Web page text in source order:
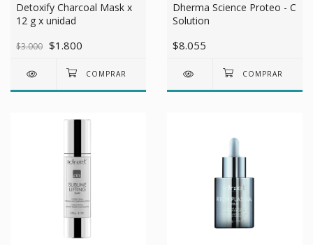
Detoxify Charcoal Mask x
12 g x unidad
$3.000 $1.800
Dherma Science Proteo - C
Solution
$8.055